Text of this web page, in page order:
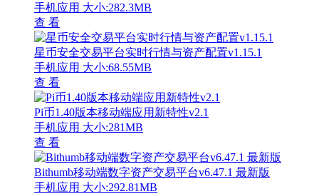
手机应用 大小:282.3MB
查 看
星币安全交易平台实时行情与资产配置v1.15.1
手机应用 大小:68.55MB
查 看
Pi币1.40版本移动端应用新特性v2.1
手机应用 大小:281MB
查 看
Bithumb移动端数字资产交易平台v6.47.1 最新版
手机应用 大小:292.81MB